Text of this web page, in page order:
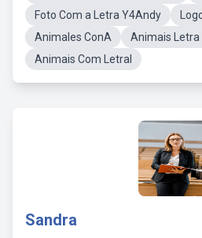
Foto Com a Letra Y4Andy
Animales ConA
Animais Letra
Animais Com LetraI
Sandra